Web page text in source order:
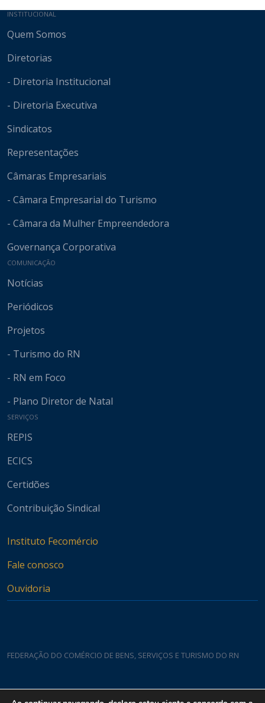
Mapa do site
INSTITUCIONAL
Quem Somos
Diretorias
- Diretoria Institucional
- Diretoria Executiva
Sindicatos
Representações
Câmaras Empresariais
- Câmara Empresarial do Turismo
- Câmara da Mulher Empreendedora
Governança Corporativa
COMUNICAÇÃO
Notícias
Periódicos
Projetos
- Turismo do RN
- RN em Foco
- Plano Diretor de Natal
SERVIÇOS
REPIS
ECICS
Certidões
Contribuição Sindical
Instituto Fecomércio
Fale conosco
Ouvidoria
FEDERAÇÃO DO COMÉRCIO DE BENS, SERVIÇOS E TURISMO DO RN